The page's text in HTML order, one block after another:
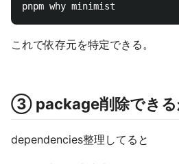
これで依存元を特定できる。
③ package削除できる
dependencies整理してると